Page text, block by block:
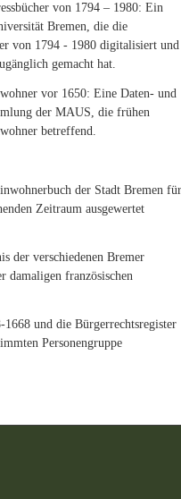
von 1794 – 1980: Ein
Bremen, die die
von 1794 - 1980 digitalisiert und
gemacht hat.
vor 1650: Eine Daten- und
der MAUS, die frühen
betreffend.
der Stadt Bremen für
Zeitraum ausgewertet
der verschiedenen Bremer
damaligen französischen
und die Bürgerrechtsregister
Personengruppe